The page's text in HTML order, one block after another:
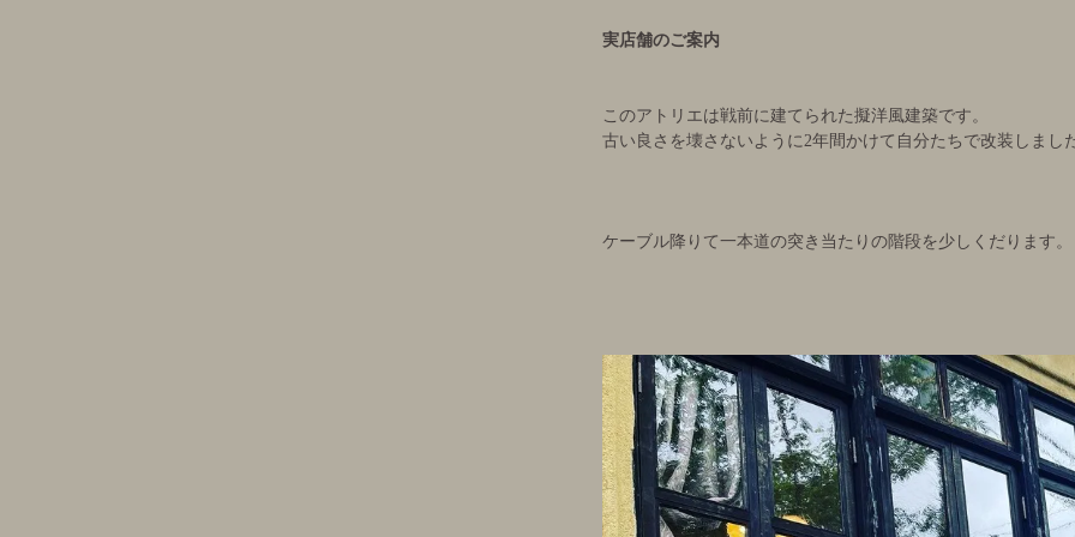
実店舗のご案内
このアトリエは戦前に建てられた擬洋風建築です。
古い良さを壊さないように2年間かけて自分たちで改装しまし
ケーブル降りて一本道の突き当たりの階段を少しくだります。